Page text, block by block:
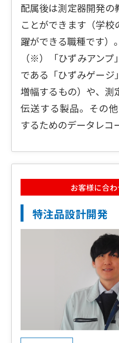
配属後は測定器開発の
ことができます（学
躍ができる職種です）。
（※）「ひずみアン
である「ひずみゲージ
増幅するもの）や、測
伝送する製品。その
するためのデータレコ
特注品設計開発
お客様に合